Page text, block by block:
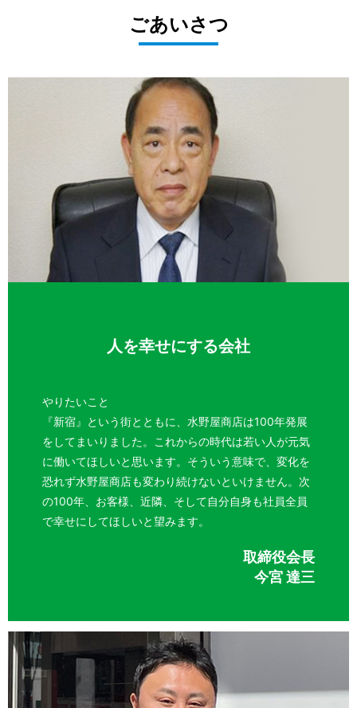
ごあいさつ
人を幸せにする会社
やりたいこと
『新宿』という街とともに、水野屋商店は100年発展
をしてまいりました。これからの時代は若い人が元気
に働いてほしいと思います。そういう意味で、変化を
恐れず水野屋商店も変わり続けないといけません。次
の100年、お客様、近隣、そして自分自身も社員全員
で幸せにしてほしいと望みます。
取締役会長
今宮 達三